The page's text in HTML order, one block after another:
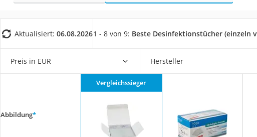
Massagegerät
Service
Aktualisiert: 06.08.20261 - 8 von 9: Beste Desinfektionstücher (einzeln
Preis in EUR Hersteller
Abbildung*
Vergleichssieger